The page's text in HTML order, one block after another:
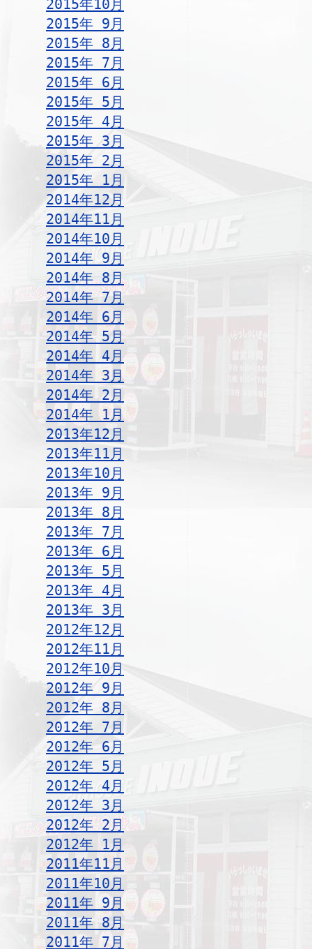
2015年10月
2015年 9月
2015年 8月
2015年 7月
2015年 6月
2015年 5月
2015年 4月
2015年 3月
2015年 2月
2015年 1月
2014年12月
2014年11月
2014年10月
2014年 9月
2014年 8月
2014年 7月
2014年 6月
2014年 5月
2014年 4月
2014年 3月
2014年 2月
2014年 1月
2013年12月
2013年11月
2013年10月
2013年 9月
2013年 8月
2013年 7月
2013年 6月
2013年 5月
2013年 4月
2013年 3月
2012年12月
2012年11月
2012年10月
2012年 9月
2012年 8月
2012年 7月
2012年 6月
2012年 5月
2012年 4月
2012年 3月
2012年 2月
2012年 1月
2011年11月
2011年10月
2011年 9月
2011年 8月
2011年 7月